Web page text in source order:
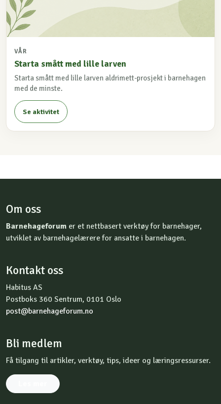
VÅR
Starta smått med lille larven
Starta smått med lille larven aldrimett-prosjekt i barnehagen
med de minste.
Se aktivitet
Om oss
Barnehageforum er et nettbasert verktøy for barnehager,
utviklet av barnehagelærere for ansatte i barnehagen.
Kontakt oss
Habitus AS
Postboks 360 Sentrum, 0101 Oslo
post@barnehageforum.no
Bli medlem
Få tilgang til artikler, verktøy, tips, ideer og læringsressurser.